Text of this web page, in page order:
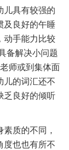
具有较强的
及良好的午睡
动手能力比较
备解决小问题
师或到集体面
儿的词汇还不
乏良好的倾听
质的不同，
度也也有所不